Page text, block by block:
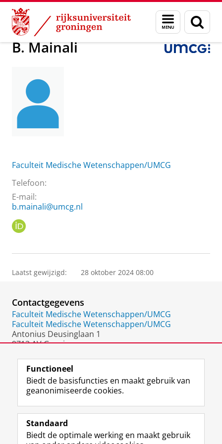
Skip
Content
Skip
Navigation
Menu
en
zoeken
Over ons B. Mainali
B. Mainali
Faculteit Medische Wetenschappen/UMCG
Telefoon:
E-mail:
b.mainali@umcg.nl
I
Laatst gewijzigd: 28 oktober 2024 08:00
Contactgegevens
Faculteit Medische Wetenschappen/UMCG
Faculteit Medische Wetenschappen/UMCG
Antonius Deusinglaan 1
9713 AV Groningen
Volg de RUG
F
a
e
L
i
k
R
S
-
I
n
t
Y
o
T
Studiekiezers
Functioneel
Biedt de basisfuncties en maakt gebruik van
geanonimiseerde cookies.
Standaard
Biedt de optimale werking en maakt gebruik